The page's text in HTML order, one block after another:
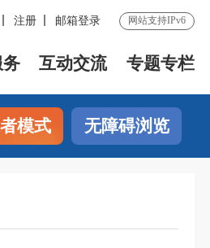
注册 邮箱登录 网站支持IPv6
互动交流 专题专栏
模式 无障碍浏览